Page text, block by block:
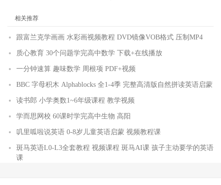
相关推荐
跟富兰克学画画 水彩画视频教程 DVD镜像VOB格式 压制MP4
质心教育 30个问题学完高中数学 下载+在线播放
一分钟速算 趣味数学 周根项 PDF+视频
BBC 字母积木 Alphablocks 全1-4季 完整高清版自然拼读英语启蒙
读书郎 小学奥数1~6年级课程 教学视频
学而思网校 60课时学完高中生物 高阳
叽里呱啦说英语 0-8岁儿童英语启蒙 视频教程课
斑马英语L0-L3全套教程 视频课程 斑马AI课 孩子主动要学的英语
课